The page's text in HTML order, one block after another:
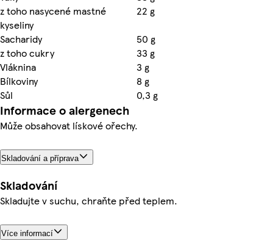
z toho nasycené mastné
kyseliny
22 g
Sacharidy
50 g
z toho cukry
33 g
Vláknina
3 g
Bílkoviny
8 g
Sůl
0,3 g
Informace o alergenech
Může obsahovat lískové ořechy.
Skladování a příprava
Skladování
Skladujte v suchu, chraňte před teplem.
Více informací